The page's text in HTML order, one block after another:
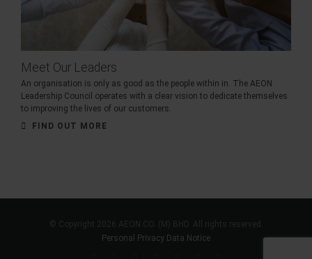
Meet Our Leaders
An organisation is only as good as the people within in. The AEON
Leadership Council operates with a clear vision to dedicate themselves
to improving the lives of our customers.
FIND OUT MORE
© Copyright 2026 AEON CO. (M) BHD. All rights reserved.
Personal Privacy Data Notice